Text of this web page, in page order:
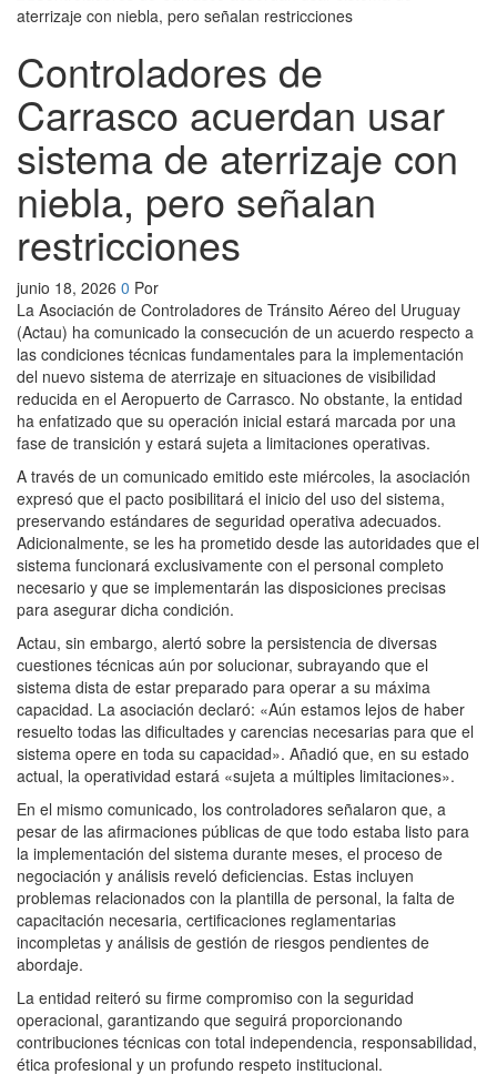
Controladores de
Carrasco acuerdan usar
sistema de aterrizaje con
niebla, pero señalan
restricciones
junio 18, 2026 0 Por
La Asociación de Controladores de Tránsito Aéreo del Uruguay
(Actau) ha comunicado la consecución de un acuerdo respecto a
las condiciones técnicas fundamentales para la implementación
del nuevo sistema de aterrizaje en situaciones de visibilidad
reducida en el Aeropuerto de Carrasco. No obstante, la entidad
ha enfatizado que su operación inicial estará marcada por una
fase de transición y estará sujeta a limitaciones operativas.
A través de un comunicado emitido este miércoles, la asociación
expresó que el pacto posibilitará el inicio del uso del sistema,
preservando estándares de seguridad operativa adecuados.
Adicionalmente, se les ha prometido desde las autoridades que el
sistema funcionará exclusivamente con el personal completo
necesario y que se implementarán las disposiciones precisas
para asegurar dicha condición.
Actau, sin embargo, alertó sobre la persistencia de diversas
cuestiones técnicas aún por solucionar, subrayando que el
sistema dista de estar preparado para operar a su máxima
capacidad. La asociación declaró: «Aún estamos lejos de haber
resuelto todas las dificultades y carencias necesarias para que el
sistema opere en toda su capacidad». Añadió que, en su estado
actual, la operatividad estará «sujeta a múltiples limitaciones».
En el mismo comunicado, los controladores señalaron que, a
pesar de las afirmaciones públicas de que todo estaba listo para
la implementación del sistema durante meses, el proceso de
negociación y análisis reveló deficiencias. Estas incluyen
problemas relacionados con la plantilla de personal, la falta de
capacitación necesaria, certificaciones reglamentarias
incompletas y análisis de gestión de riesgos pendientes de
abordaje.
La entidad reiteró su firme compromiso con la seguridad
operacional, garantizando que seguirá proporcionando
contribuciones técnicas con total independencia, responsabilidad,
ética profesional y un profundo respeto institucional.